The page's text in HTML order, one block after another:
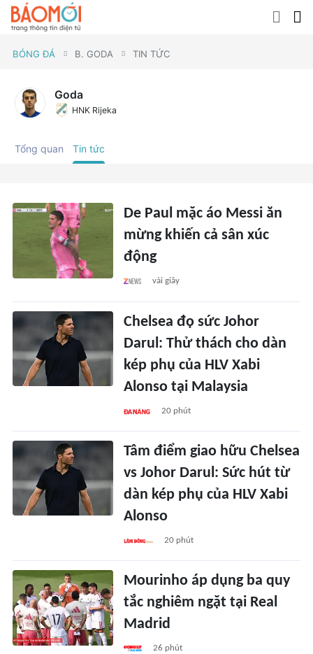
BÓNG ĐÁ B. GODA TIN TỨC
Goda
HNK Rijeka
Tổng quan Tin tức
De Paul mặc áo Messi ăn
mừng khiến cả sân xúc
động
vài giây
Chelsea đọ sức Johor
Darul: Thử thách cho dàn
kép phụ của HLV Xabi
Alonso tại Malaysia
20 phút
Tâm điểm giao hữu Chelsea
vs Johor Darul: Sức hút từ
dàn kép phụ của HLV Xabi
Alonso
20 phút
Mourinho áp dụng ba quy
tắc nghiêm ngặt tại Real
Madrid
26 phút